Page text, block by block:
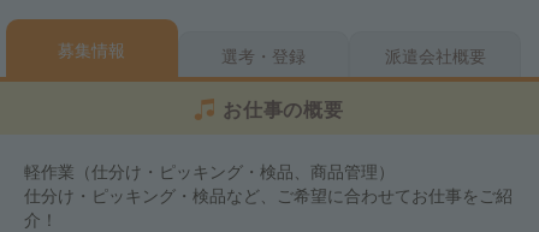
募集情報 選考・登録 派遣会社概要
お仕事の概要
軽作業（仕分け・ピッキング・検品、商品管理）
仕分け・ピッキング・検品など、ご希望に合わせてお仕事をご紹
介！